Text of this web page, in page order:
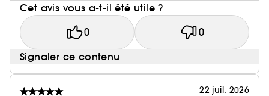
Cet avis vous a-t-il été utile ?
0 0
Signaler ce contenu
22 juil. 2026